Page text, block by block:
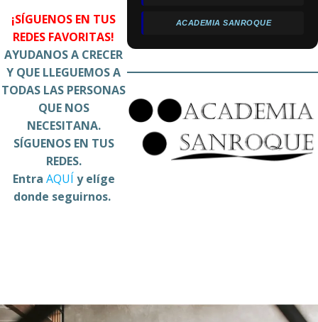
¡SÍGUENOS EN TUS
REDES FAVORITAS!
AYUDANOS A CRECER
Y QUE LLEGUEMOS A
TODAS LAS PERSONAS
QUE NOS
NECESITANA.
SÍGUENOS EN TUS
REDES.
Entra AQUÍ y elíge
donde seguirnos.
oo
ACADEMIA SANROQUE